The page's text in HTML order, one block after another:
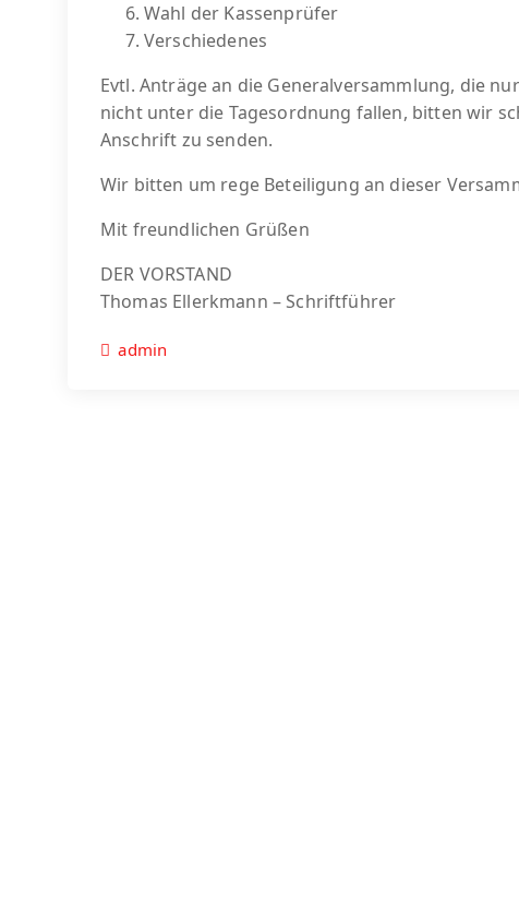
Wahl der Kassenprüfer
Verschiedenes
Evtl. Anträge an die Generalversammlung, die
nicht unter die Tagesordnung fallen, bitten wir
Anschrift zu senden.
Wir bitten um rege Beteiligung an dieser
Mit freundlichen Grüßen
DER VORSTAND
Thomas Ellerkmann – Schriftführer
admin